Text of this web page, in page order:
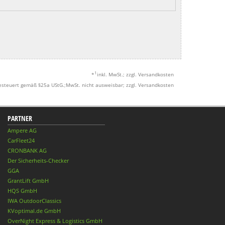
* 1 inkl. MwSt.; zzgl. Versandkosten
gemäß §25a UStG.;MwSt. nicht ausweisbar; zzgl. Versandkosten
PARTNER
Ampere AG
CarFleet24
CRONBANK AG
Der Sicherheits-Checker
GGA
GrantLift GmbH
HQS GmbH
IWA OutdoorClassics
KVoptimal.de GmbH
OverNight Express & Logistics GmbH